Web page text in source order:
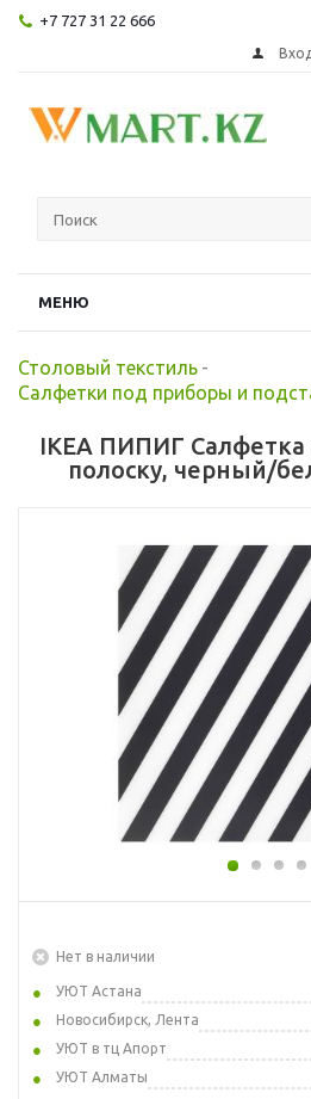
+7 727 31 22 666
МЕНЮ
Столовый текстиль -
Салфетки под приборы и
IKEA ПИПИГ
полоску, черный/
Нет в наличии
УЮТ Астана
Новосибирск, Лента
УЮТ в тц Апорт
УЮТ Алматы